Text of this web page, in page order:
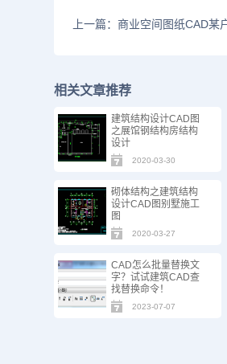
上一篇：商业空间图纸CAD某
相关文章推荐
建筑结构设计CAD图
之展馆钢结构房结构
设计
2020-03-30
砌体结构之建筑结构
设计CAD图别墅施工
图
2020-03-27
CAD怎么批量替换文
字？试试建筑CAD查
找替换命令！
2023-07-07